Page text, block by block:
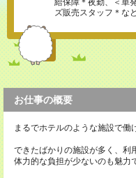
給保障＊夜勤、＜単
ズ販売スタッフ＊な
お仕事の概要
まるでホテルのような施設で働
できたばかりの施設が多く、利
体力的な負担が少ないのも魅力